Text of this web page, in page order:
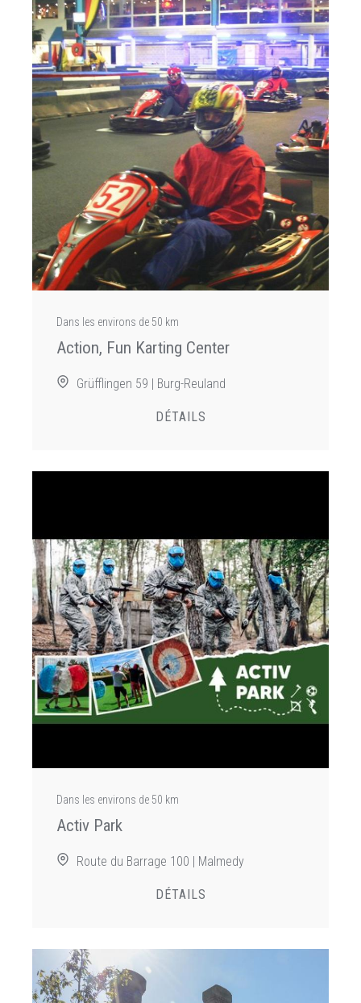
Dans les environs de 50 km
Action, Fun Karting Center
Grüfflingen 59 | Burg-Reuland
DÉTAILS
Dans les environs de 50 km
Activ Park
Route du Barrage 100 | Malmedy
DÉTAILS